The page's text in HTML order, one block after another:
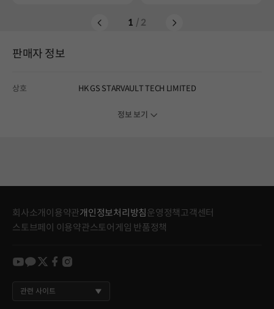
1 / 2
판매자 정보
상호 HK GS STARVAULT TECH LIMITED
정보 보기
회사소개이용약관개인정보처리방침 운영정책고객센터
스토브페이 이용약관스토어게임 반품정책
youtube
kakao
twitter
facebook
instagram
관련 사이트